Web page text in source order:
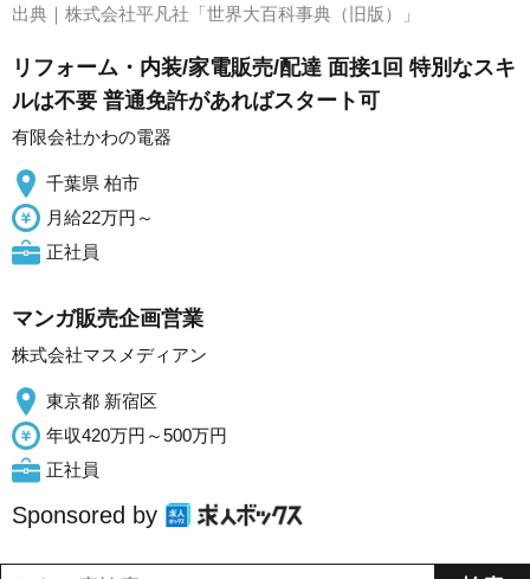
出典｜ 株式会社平凡社「世界大百科事典（旧版）」
リフォーム・内装/家電販売/配達 面接1回 特別なスキ
ルは不要 普通免許があればスタート可
有限会社かわの電器
千葉県 柏市
月給22万円～
正社員
マンガ販売企画営業
株式会社マスメディアン
東京都 新宿区
年収420万円～500万円
正社員
Sponsored by